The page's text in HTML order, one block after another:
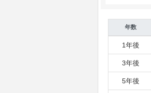
年数
1年後
3年後
5年後